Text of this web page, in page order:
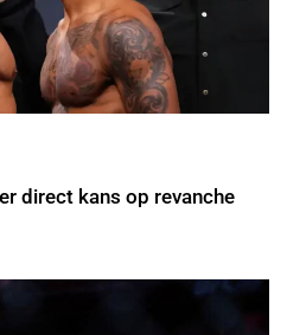
direct kans op revanche